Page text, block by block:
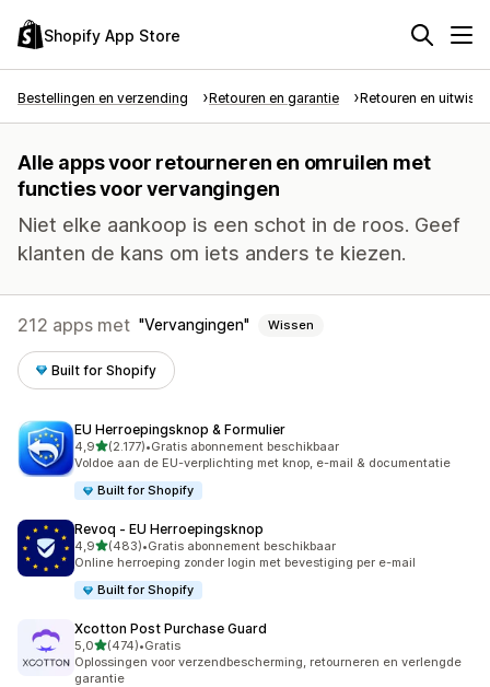
Shopify App Store
Bestellingen en verzending Retouren en garantie Retouren en
Alle apps voor retourneren en omruilen met
functies voor vervangingen
Niet elke aankoop is een schot in de roos. Geef
klanten de kans om iets anders te kiezen.
212 apps met Vervangingen Wissen
Built for Shopify
EU Herroepingsknop & Formulier
4,9van 5 sterren
(2.177)
2177 recensies in totaal
•Gratis abonnement beschikbaar
Voldoe aan de EU-verplichting met knop, e-mail & documentatie
Built for Shopify
Revoq ‑ EU Herroepingsknop
4,9van 5 sterren
(483)
483 recensies in totaal
•Gratis abonnement beschikbaar
Online herroeping zonder login met bevestiging per e-mail
Built for Shopify
Xcotton Post Purchase Guard
5,0van 5 sterren
(474)
474 recensies in totaal
•Gratis
Oplossingen voor verzendbescherming, retourneren en verlengde
garantie